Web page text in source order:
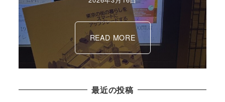
READ MORE
最近の投稿